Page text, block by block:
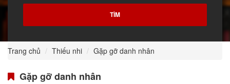
Trang chủ Thiếu nhi Gặp gỡ danh nhân
Gặp gỡ danh nhân